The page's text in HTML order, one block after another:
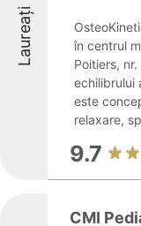
Laureați
în centrul
Poitiers,
echilibrului
este
relaxare,
9.7
CMI